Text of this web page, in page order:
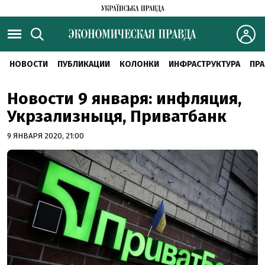
НОВОСТИ ПУБЛИКАЦИИ КОЛОНКИ ИНФРАСТРУКТУРА
Новости 9 января: инфляция,
Укрзализныця, Приватбанк
9 ЯНВАРЯ 2020, 21:00